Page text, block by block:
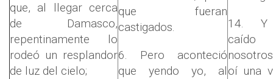
que, al llegar cerca
de Damasco,
repentinamente lo
rodeó un resplandor
de luz del cielo;
que fueran
castigados.
6. Pero aconteció
que yendo yo, al
14. Y
oí una